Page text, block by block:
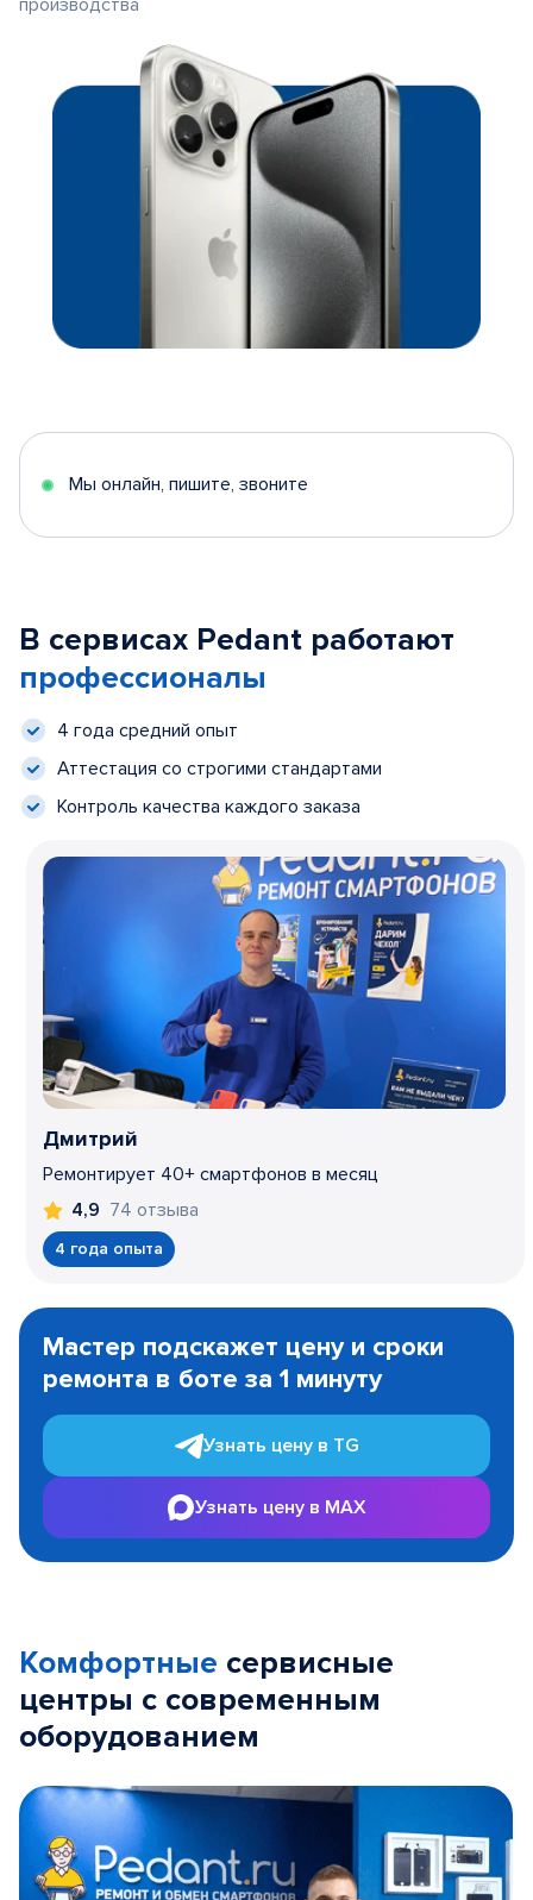
производства
Мы онлайн, пишите, звоните
В сервисах Pedant работают
профессионалы
4 года средний опыт
Аттестация со строгими стандартами
Контроль качества каждого заказа
Дмитрий
Ремонтирует 40+ смартфонов в месяц
4,9 74 отзыва
4 года опыта
1
Мастер подскажет цену и сроки
ремонта в боте за 1 минуту
Узнать цену в TG
Узнать цену в MAX
Комфортные сервисные
центры с современным
оборудованием